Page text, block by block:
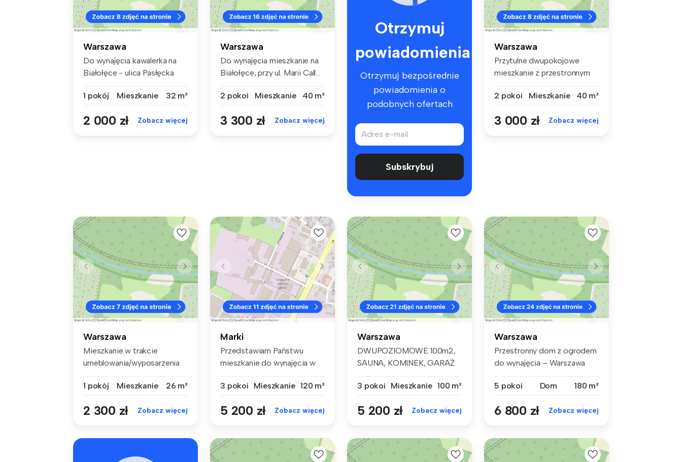
Warszawa
Do wynajęcia kawalerka na
Białołęce - ulica Pasłęcka
1 pokój
Mieszkanie 32 m²
2 000 zł Zobacz więcej
Warszawa
Do wynajęcia mieszkanie na
Białołęce, przy ul. Marii Call...
2 pokoi Mieszkanie 40 m²
3 300 zł Zobacz więcej
Otrzymuj
powiadomienia
Otrzymuj bezpośrednie
powiadomienia o
podobnych ofertach
Subskrybuj
Warszawa
Przytulne dwupokojowe
mieszkanie z przestronnym
2 pokoi
Mieszkanie 40 m²
3 000 zł Zobacz więcej
Warszawa
Mieszkanie w trakcie
umeblowania/wyposarzenia
1 pokój
Mieszkanie 26 m²
2 300 zł Zobacz więcej
Marki
Przedstawiam Państwu
mieszkanie do wynajęcia w
3 pokoi
Mieszkanie 120 m²
5 200 zł Zobacz więcej
Warszawa
DWUPOZIOMOWE 100m2,
SAUNA, KOMINEK, GARAŻ
3 pokoi
Mieszkanie 100 m²
5 200 zł Zobacz więcej
Warszawa
Przestronny dom z ogrodem
do wynajęcia – Warszawa
5 pokoi
Dom 180 m²
6 800 zł Zobacz więcej